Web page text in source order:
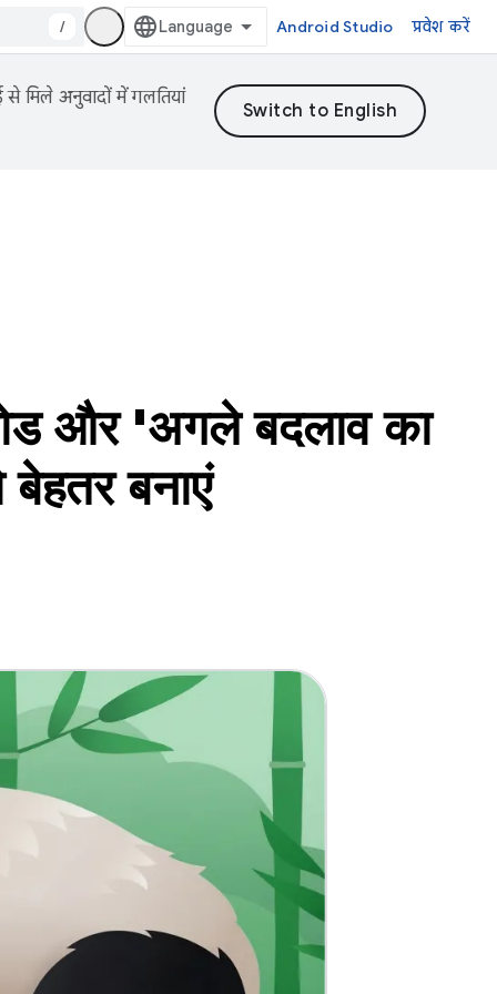
/ Android Studio प्रवेश करें
मिले अनुवादों में गलतियां
'अगले बदलाव का
बनाएं